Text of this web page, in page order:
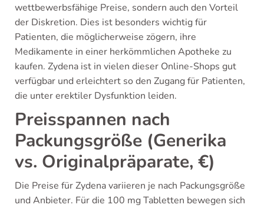
wettbewerbsfähige Preise, sondern auch den Vorteil
der Diskretion. Dies ist besonders wichtig für
Patienten, die möglicherweise zögern, ihre
Medikamente in einer herkömmlichen Apotheke zu
kaufen. Zydena ist in vielen dieser Online-Shops gut
verfügbar und erleichtert so den Zugang für Patienten,
die unter erektiler Dysfunktion leiden.
Preisspannen nach
Packungsgröße (Generika
vs. Originalpräparate, €)
Die Preise für Zydena variieren je nach Packungsgröße
und Anbieter. Für die 100 mg Tabletten bewegen sich